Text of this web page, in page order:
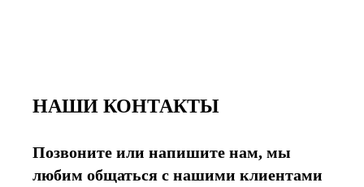
НАШИ КОНТАКТЫ
Позвоните или напишите нам, мы
любим общаться с нашими клиентами